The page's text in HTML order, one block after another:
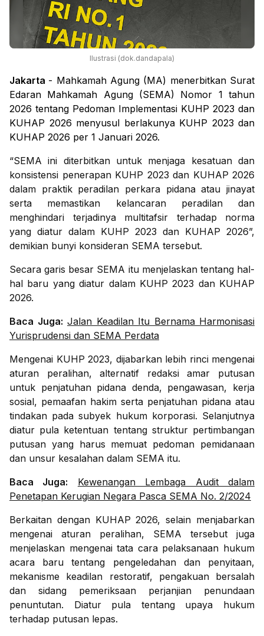
Ilustrasi (dok.dandapala)
Jakarta - Mahkamah Agung (MA) menerbitkan Surat
Edaran Mahkamah Agung (SEMA) Nomor 1 tahun
2026 tentang Pedoman Implementasi KUHP 2023 dan
KUHAP 2026 menyusul berlakunya KUHP 2023 dan
KUHAP 2026 per 1 Januari 2026.
“SEMA ini diterbitkan untuk menjaga kesatuan dan
konsistensi penerapan KUHP 2023 dan KUHAP 2026
dalam praktik peradilan perkara pidana atau jinayat
serta memastikan kelancaran peradilan dan
menghindari terjadinya multitafsir terhadap norma
yang diatur dalam KUHP 2023 dan KUHAP 2026”,
demikian bunyi konsideran SEMA tersebut.
Secara garis besar SEMA itu menjelaskan tentang hal-
hal baru yang diatur dalam KUHP 2023 dan KUHAP
2026.
Baca Juga: Jalan Keadilan Itu Bernama Harmonisasi
Yurisprudensi dan SEMA Perdata
Mengenai KUHP 2023, dijabarkan lebih rinci mengenai
aturan peralihan, alternatif redaksi amar putusan
untuk penjatuhan pidana denda, pengawasan, kerja
sosial, pemaafan hakim serta penjatuhan pidana atau
tindakan pada subyek hukum korporasi. Selanjutnya
diatur pula ketentuan tentang struktur pertimbangan
putusan yang harus memuat pedoman pemidanaan
dan unsur kesalahan dalam SEMA itu.
Baca Juga:
Kewenangan Lembaga Audit dalam
Penetapan Kerugian Negara Pasca SEMA No. 2/2024
Berkaitan dengan KUHAP 2026, selain menjabarkan
mengenai aturan peralihan, SEMA tersebut juga
menjelaskan mengenai tata cara pelaksanaan hukum
acara baru tentang pengeledahan dan penyitaan,
mekanisme keadilan restoratif, pengakuan bersalah
dan sidang pemeriksaan perjanjian penundaan
penuntutan. Diatur pula tentang upaya hukum
terhadap putusan lepas.